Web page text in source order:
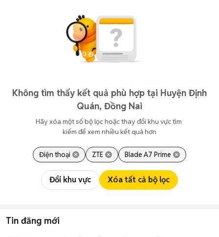
Không tìm thấy kết quả phù hợp tại Huyện Định
Quán, Đồng Nai
Hãy xóa một số bộ lọc hoặc thay đổi khu vực tìm
kiếm để xem nhiều kết quả hơn
Điện thoại ZTE Blade A7 Prime
Đổi khu vực Xóa tất cả bộ lọc
Tin đăng mới